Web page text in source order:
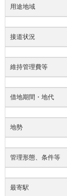
用途地域
接道状況
維持管理費等
借地期間・地代
地勢
管理形態、条件等
最寄駅